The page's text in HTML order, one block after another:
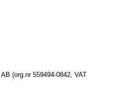
(org.nr 559494-0842, VAT